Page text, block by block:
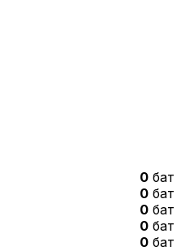
0 бат
0 бат
0 бат
0 бат
0 бат